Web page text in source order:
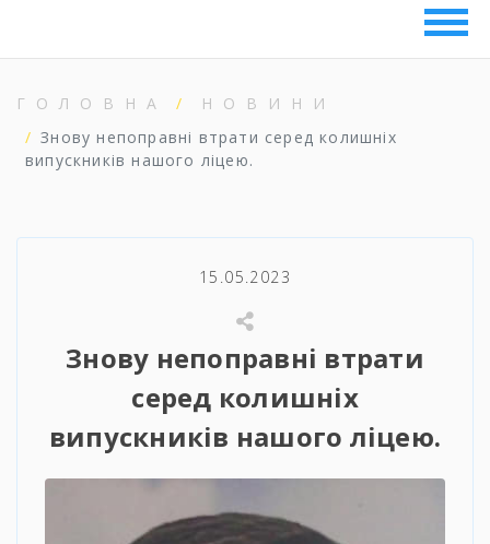
ГОЛОВНА
НОВИНИ
Знову непоправні втрати серед колишніх
випускників нашого ліцею.
15.05.2023
Знову непоправні втрати
серед колишніх
випускників нашого ліцею.